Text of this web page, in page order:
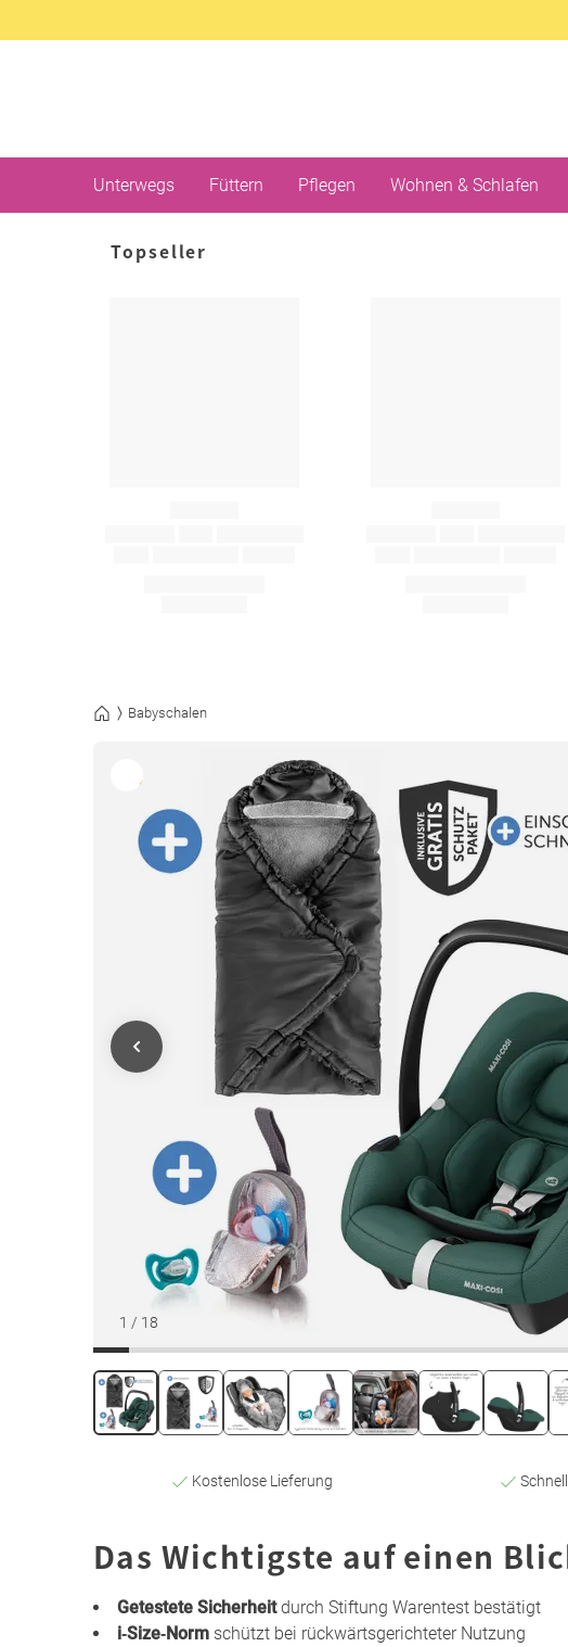
Unterwegs Füttern Pflegen Wohnen & Schlafen
Topseller
Babyschalen
1 / 18
Kostenlose Lieferung
Das Wichtigste auf einen
Getestete Sicherheitdurch Stiftung Warentest bestätigt
i‑Size‑Norm schützt bei rückwärtsgerichteter Nutzung